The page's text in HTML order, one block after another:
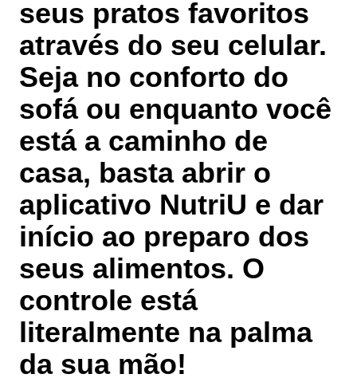
seus pratos favoritos
através do seu celular.
Seja no conforto do
sofá ou enquanto você
está a caminho de
casa, basta abrir o
aplicativo NutriU e dar
início ao preparo dos
seus alimentos. O
controle está
literalmente na palma
da sua mão!